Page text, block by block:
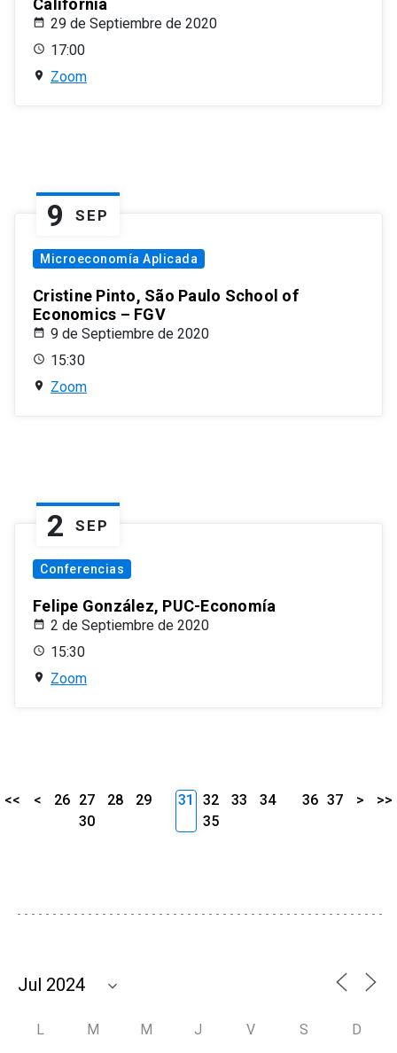
California
29 de Septiembre de 2020
17:00
Zoom
9 SEP
Microeconomía Aplicada
Cristine Pinto, São Paulo School of
Economics – FGV
9 de Septiembre de 2020
15:30
Zoom
2 SEP
Conferencias
Felipe González, PUC-Economía
2 de Septiembre de 2020
15:30
Zoom
<< < 26 27 28
29
30
31 32 33
34
35
36 37 > >>
L M M J V S D